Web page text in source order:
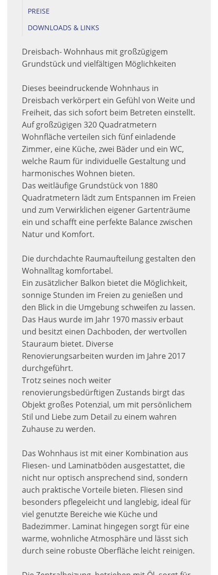
PREISE
DOWNLOADS & LINKS
Dreisbach- Wohnhaus mit großzügigem
Grundstück und vielfältigen Möglichkeiten
Dieses beeindruckende Wohnhaus in
Dreisbach verkörpert ein Gefühl von Weite und
Freiheit, das sich sofort beim Betreten einstellt.
Auf großzügigen 320 Quadratmetern
Wohnfläche verteilen sich fünf einladende
Zimmer, eine Küche, zwei Bäder und ein WC,
welche Raum für individuelle Gestaltung und
harmonisches Wohnen bieten.
Das weitläufige Grundstück von 1880
Quadratmetern lädt zum Entspannen im Freien
und zum Verwirklichen eigener Gartenträume
ein und schafft eine perfekte Balance zwischen
Natur und Komfort.
Die durchdachte Raumaufteilung gestalten den
Wohnalltag komfortabel.
Ein zusätzlicher Balkon bietet die Möglichkeit,
sonnige Stunden im Freien zu genießen und
den Blick in die Umgebung schweifen zu lassen.
Das Haus wurde im Jahr 1970 massiv erbaut
und besitzt einen Dachboden, der wertvollen
Stauraum bietet. Diverse
Renovierungsarbeiten wurden im Jahre 2017
durchgeführt.
Trotz seines noch weiter
renovierungsbedürftigen Zustands birgt das
Objekt großes Potenzial, um mit persönlichem
Stil und Liebe zum Detail zu einem wahren
Zuhause zu werden.
Das Wohnhaus ist mit einer Kombination aus
Fliesen- und Laminatböden ausgestattet, die
nicht nur optisch ansprechend sind, sondern
auch praktische Vorteile bieten. Fliesen sind
besonders pflegeleicht und langlebig, ideal für
viel genutzte Bereiche wie Küche und
Badezimmer. Laminat hingegen sorgt für eine
warme, wohnliche Atmosphäre und lässt sich
durch seine robuste Oberfläche leicht reinigen.